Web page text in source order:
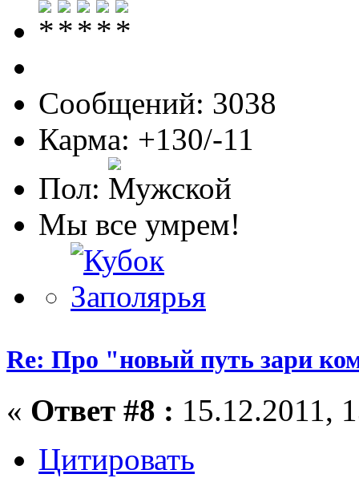
Сообщений: 3038
Карма: +130/-11
Пол:
Мы все умрем!
Re: Про "новый путь зари
« Ответ #8 : 15.12.2011,
Цитировать